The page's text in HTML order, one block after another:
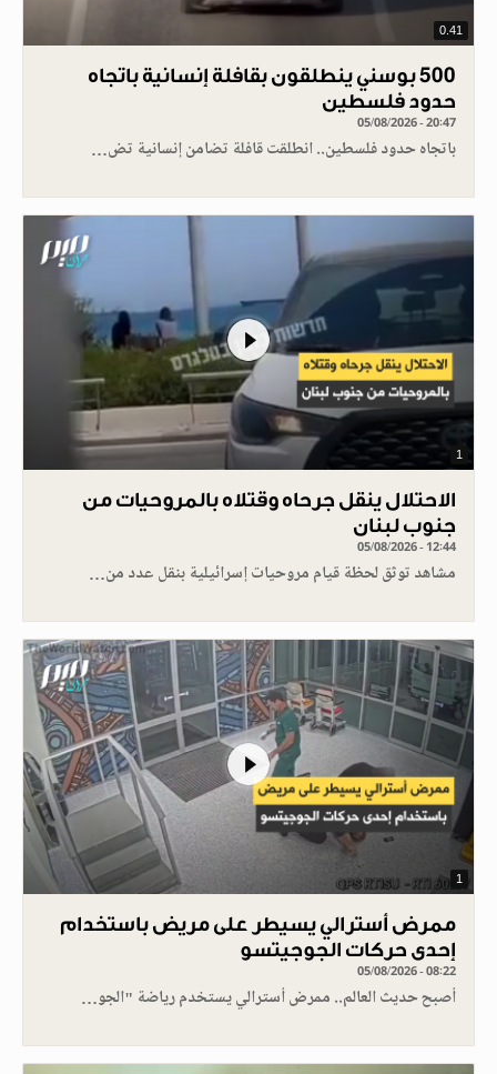
0.41
500 بوسني ينطلقون بقافلة إنسانية باتجاه
حدود فلسطين
05/08/2026 - 20:47
باتجاه حدود فلسطين.. انطلقت قافلة تضامن إنسانية تض…
1
الاحتلال ينقل جرحاه وقتلاه بالمروحيات من
جنوب لبنان
05/08/2026 - 12:44
مشاهد توثق لحظة قيام مروحيات إسرائيلية بنقل عدد من…
1
ممرض أسترالي يسيطر على مريض باستخدام
إحدى حركات الجوجيتسو
05/08/2026 - 08:22
أصبح حديث العالم.. ممرض أسترالي يستخدم رياضة "الجو…